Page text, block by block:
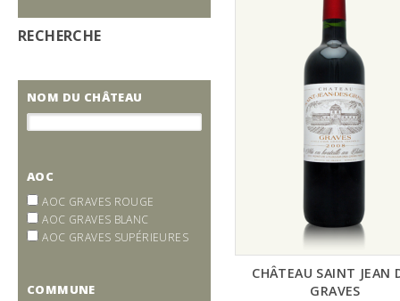
CHÂTEAU SAINT JEAN
GRAVES
RECHERCHE
NOM DU CHÂTEAU
AOC
AOC GRAVES ROUGE
AOC GRAVES BLANC
AOC GRAVES SUPÉRIEURES
COMMUNE